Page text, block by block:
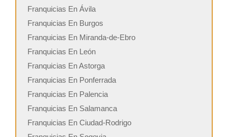
Franquicias En Ávila
Franquicias En Burgos
Franquicias En Miranda-de-Ebro
Franquicias En León
Franquicias En Astorga
Franquicias En Ponferrada
Franquicias En Palencia
Franquicias En Salamanca
Franquicias En Ciudad-Rodrigo